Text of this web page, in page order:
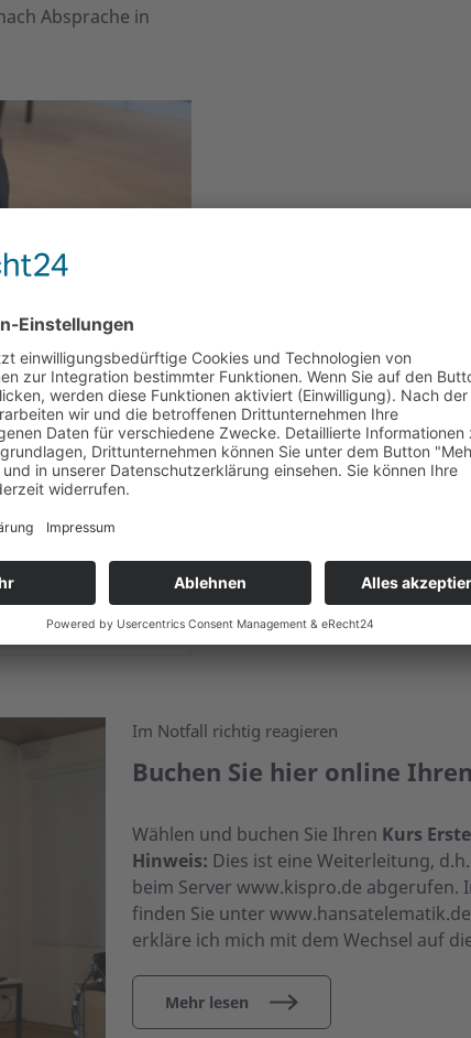
Absprache in
Hund beim ASB-
Im Notfall richtig reagieren
Buchen Sie hier online
Wählen und buchen Sie Ihren Kurs
Hinweis: Dies ist eine Weiterleitung,
beim Server www.kispro.de
finden Sie unter
erkläre ich mich mit dem Wechsel auf
Mehr lesen